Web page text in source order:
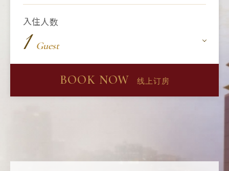
入住人数
1 Guest
BOOK NOW 线上订房